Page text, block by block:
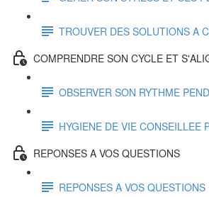
TROUVER DES SOLUTIONS A
COMPRENDRE SON CYCLE ET
OBSERVER SON RYTHME
HYGIENE DE VIE CONSEILLEE
REPONSES A VOS QUESTIONS
REPONSES A VOS QUESTIONS